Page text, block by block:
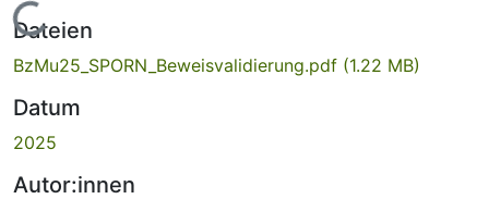
Lade...
Dateien
BzMu25_SPORN_Beweisvalidierung.pdf (1.22 MB)
Datum
2025
Autor:innen